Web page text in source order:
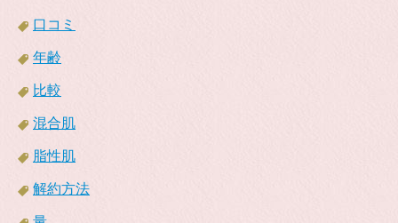
口コミ
年齢
比較
混合肌
脂性肌
解約方法